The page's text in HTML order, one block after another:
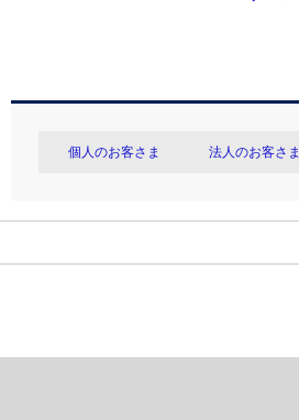
個人のお客さま 法人のお客さま